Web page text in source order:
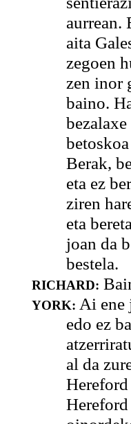
aurrean.
aita
zegoen
zen inor
baino.
Berak,
eta ez
ziren
eta
joan da
bestela.
RICHARD:
YORK: Ai ene
edo ez
al da